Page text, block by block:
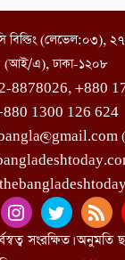
বিল্ডিং (লেভেল:০৩),
(আই/এ), ঢাকা-১২০৮
8878026, +880
1300 126 624
সংরক্ষিত। অনুমতি